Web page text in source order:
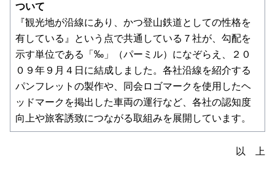
ついて
『観光地が沿線にあり、かつ登山鉄道としての性格を
有している』という点で共通している７社が、勾配を
示す単位である「‰」（パーミル）になぞらえ、２０
０９年９月４日に結成しました。各社沿線を紹介する
パンフレットの製作や、同会ロゴマークを使用したヘ
ッドマークを掲出した車両の運行など、各社の認知度
向上や旅客誘致につながる取組みを展開しています。
以 上